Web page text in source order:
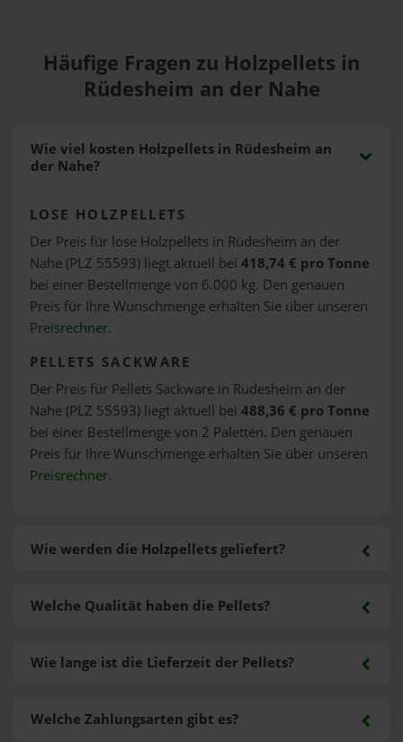
Häufige Fragen zu Holzpellets in
Rüdesheim an der Nahe
Wie viel kosten Holzpellets in Rüdesheim an
der Nahe?
LOSE HOLZPELLETS
Der Preis für lose Holzpellets in Rüdesheim an der
Nahe (PLZ 55593) liegt aktuell bei 418,74 € pro Tonne
bei einer Bestellmenge von 6.000 kg. Den genauen
Preis für Ihre Wunschmenge erhalten Sie über unseren
Preisrechner.
PELLETS SACKWARE
Der Preis für Pellets Sackware in Rüdesheim an der
Nahe (PLZ 55593) liegt aktuell bei 488,36 € pro Tonne
bei einer Bestellmenge von 2 Paletten. Den genauen
Preis für Ihre Wunschmenge erhalten Sie über unseren
Preisrechner.
Wie werden die Holzpellets geliefert?
Welche Zahlungsarten gibt es?
Welche Qualität haben die Pellets?
Wie lange ist die Lieferzeit der Pellets?